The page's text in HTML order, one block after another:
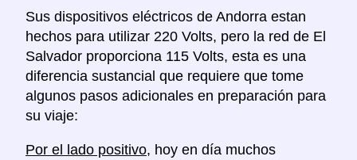
Sus dispositivos eléctricos de Andorra estan
hechos para utilizar 220 Volts, pero la red de El
Salvador proporciona 115 Volts, esta es una
diferencia sustancial que requiere que tome
algunos pasos adicionales en preparación para
su viaje:
Por el lado positivo, hoy en día muchos